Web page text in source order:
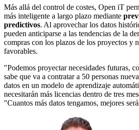
Más allá del control de costes, Open iT
más inteligente a largo plazo mediante
predictivos. Al aprovechar los datos
pueden anticiparse a las tendencias de la
compras con los plazos de los proyectos y
favorables.
"Podemos proyectar necesidades futuras,
sabe que va a contratar a 50 personas
datos en un modelo de aprendizaje
necesitarán más licencias dentro de tres
"Cuantos más datos tengamos, mejores